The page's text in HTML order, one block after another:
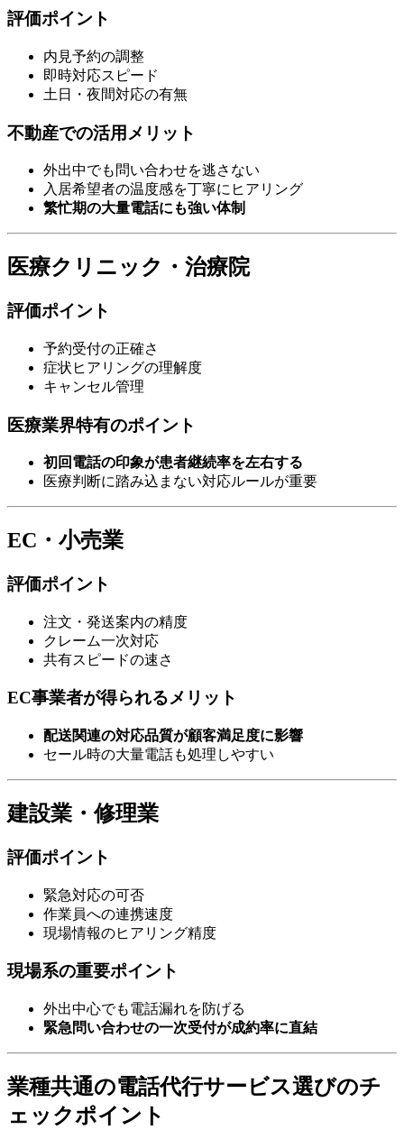
評価ポイント
内見予約の調整
即時対応スピード
土日・夜間対応の有無
不動産での活用メリット
外出中でも問い合わせを逃さない
入居希望者の温度感を丁寧にヒアリング
繁忙期の大量電話にも強い体制
医療クリニック・治療院
評価ポイント
予約受付の正確さ
症状ヒアリングの理解度
キャンセル管理
医療業界特有のポイント
初回電話の印象が患者継続率を左右する
医療判断に踏み込まない対応ルールが重要
EC・小売業
評価ポイント
注文・発送案内の精度
クレーム一次対応
共有スピードの速さ
EC事業者が得られるメリット
配送関連の対応品質が顧客満足度に影響
セール時の大量電話も処理しやすい
建設業・修理業
評価ポイント
緊急対応の可否
作業員への連携速度
現場情報のヒアリング精度
現場系の重要ポイント
外出中心でも電話漏れを防げる
緊急問い合わせの一次受付が成約率に直結
業種共通の電話代行サービス選びのチ
ェックポイント